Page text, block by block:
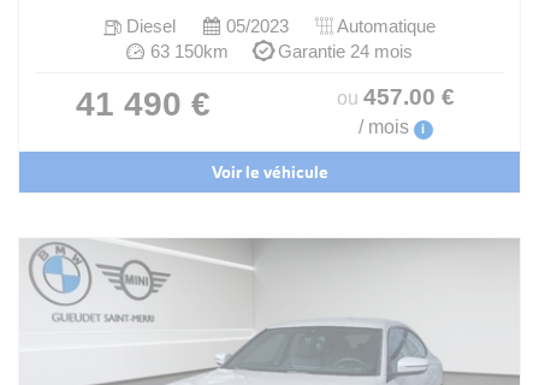
Diesel 05/2023
Automatique
63 150km
Garantie 24 mois
41 490 € ou 457.00 €
/ mois i
Voir le véhicule